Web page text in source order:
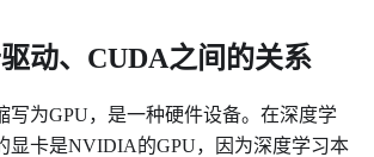
动、CUDA之间的关系
写为GPU，是一种硬件设备。在深度学
显卡是NVIDIA的GPU，因为深度学习本